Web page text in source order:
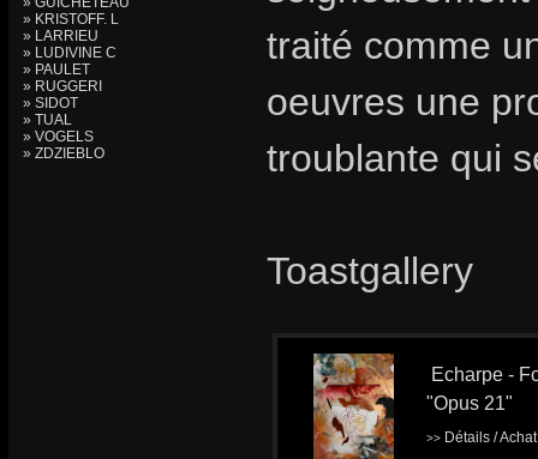
» KRISTOFF. L
» LARRIEU
» LUDIVINE C
» PAULET
» RUGGERI
» SIDOT
» TUAL
» VOGELS
» ZDZIEBLO
traité comme
oeuvres une
troublante qui
Toastgallery
Echarpe -
"Opus 21"
>> Détails /